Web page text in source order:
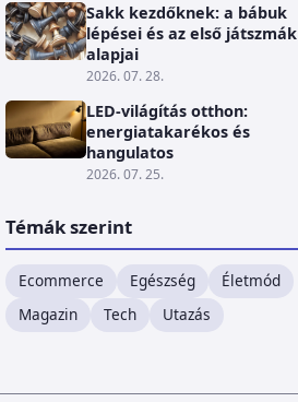
Sakk kezdőknek: a bábuk
lépései és az első játszmák
alapjai
2026. 07. 28.
LED-világítás otthon:
energiatakarékos és
hangulatos
2026. 07. 25.
Témák szerint
Ecommerce Egészség
Életmód
Magazin
Tech Utazás